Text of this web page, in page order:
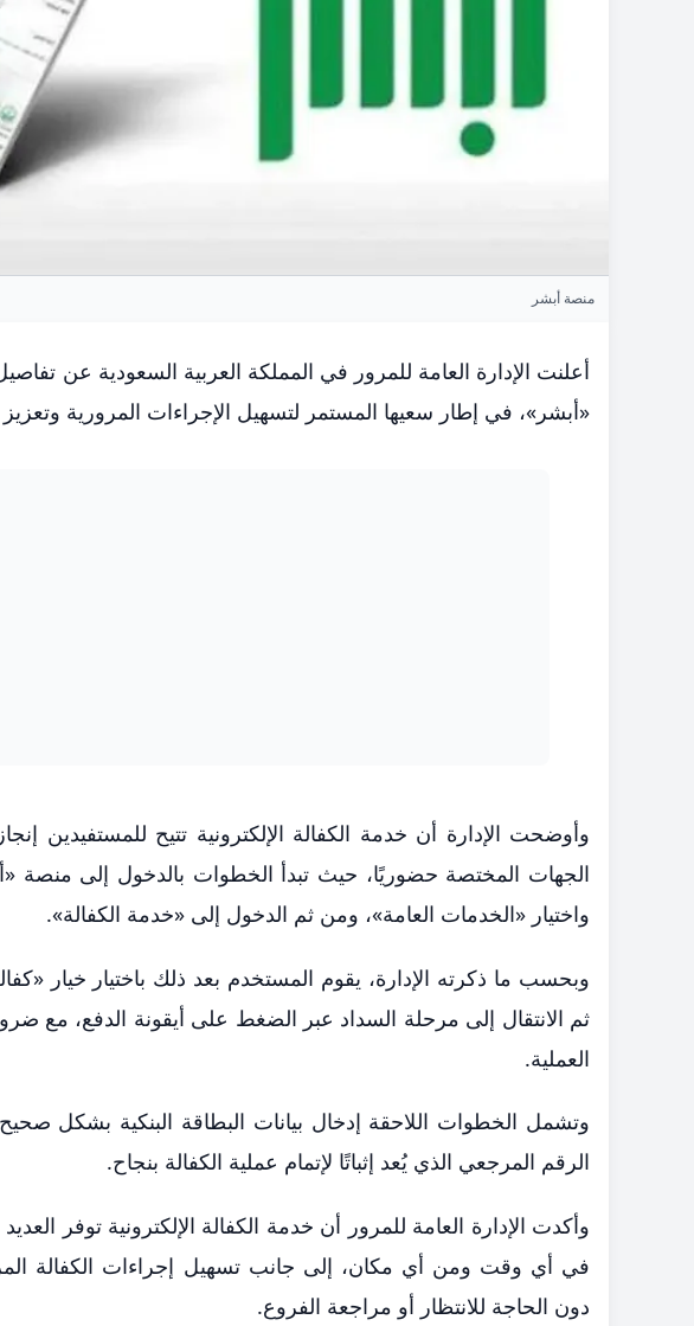
منصة أبشر
أعلنت الإدارة العامة للمرور في المملكة العربية السعودية عن
«أبشر»، في إطار سعيها المستمر لتسهيل الإجراءات المرورية
وأوضحت الإدارة أن خدمة الكفالة الإلكترونية تتيح للمستفيدين
الجهات المختصة حضوريًا، حيث تبدأ الخطوات بالدخول إلى منصة
واختيار «الخدمات العامة»، ومن ثم الدخول إلى «خدمة الكفالة».
وبحسب ما ذكرته الإدارة، يقوم المستخدم بعد ذلك باختيار خيار
ثم الانتقال إلى مرحلة السداد عبر الضغط على أيقونة الدفع، مع
العملية.
وتشمل الخطوات اللاحقة إدخال بيانات البطاقة البنكية بشكل
الرقم المرجعي الذي يُعد إثباتًا لإتمام عملية الكفالة بنجاح.
وأكدت الإدارة العامة للمرور أن خدمة الكفالة الإلكترونية توفر
في أي وقت ومن أي مكان، إلى جانب تسهيل إجراءات الكفالة
دون الحاجة للانتظار أو مراجعة الفروع.